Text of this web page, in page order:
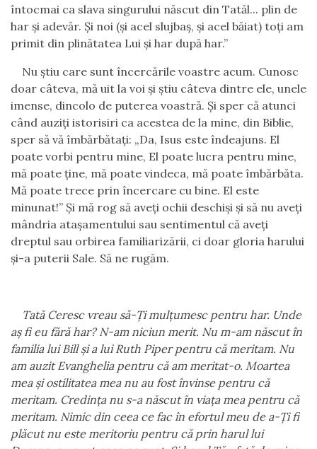
întocmai ca slava singurului născut din Tatăl... plin de
har şi adevăr. Şi noi (şi acel slujbaş, şi acel băiat) toţi am
primit din plinătatea Lui şi har după har.”
Nu ştiu care sunt încercările voastre acum. Cunosc
doar câteva, mă uit la voi şi ştiu câteva dintre ele, unele
imense, dincolo de puterea voastră. Şi sper că atunci
când auziţi istorisiri ca acestea de la mine, din Biblie,
sper să vă îmbărbătaţi: „Da, Isus este îndeajuns. El
poate vorbi pentru mine, El poate lucra pentru mine,
mă poate ţine, mă poate vindeca, mă poate îmbărbăta.
Mă poate trece prin încercare cu bine. El este
minunat!” Şi mă rog să aveţi ochii deschişi şi să nu aveţi
mândria ataşamentului sau sentimentul că aveţi
dreptul sau orbirea familiarizării, ci doar gloria harului
şi-a puterii Sale. Să ne rugăm.
Tată Ceresc vreau să-Ți mulţumesc pentru har. Unde
aş fi eu fără har? N-am niciun merit. Nu m-am născut în
familia lui Bill şi a lui Ruth Piper pentru că meritam. Nu
am auzit Evanghelia pentru că am meritat-o. Moartea
mea şi ostilitatea mea nu au fost învinse pentru că
meritam. Credinţanu s-a născut în viaţa mea pentru că
meritam. Nimic din ceea ce fac în efortul meu de a-Ţi fi
plăcut nu este meritoriu pentru că prin harul lui